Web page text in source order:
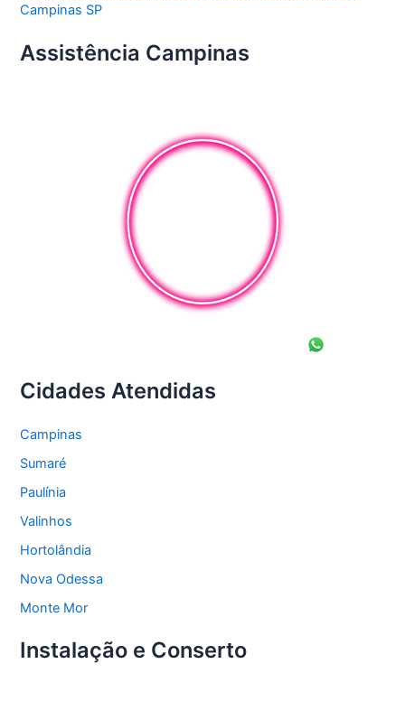
Campinas SP
Assistência Campinas
Cidades Atendidas
Campinas
Sumaré
Paulínia
Valinhos
Hortolândia
Nova Odessa
Monte Mor
Instalação e Conserto